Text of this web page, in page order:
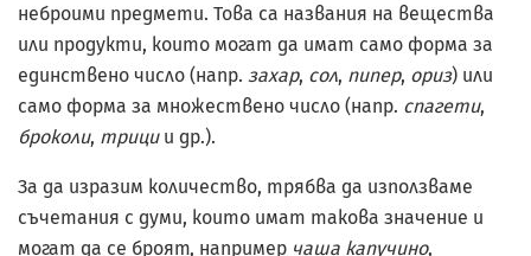
неброими предмети. Това са названия на вещества
или продукти, които могат да имат само форма за
единствено число (напр. захар, сол, пипер, ориз) или
само форма за множествено число (напр. спагети,
броколи, триции др.).
За да изразим количество, трябва да използваме
съчетания с думи, които имат такова значение и
могат да се броят, например чаша капучино,